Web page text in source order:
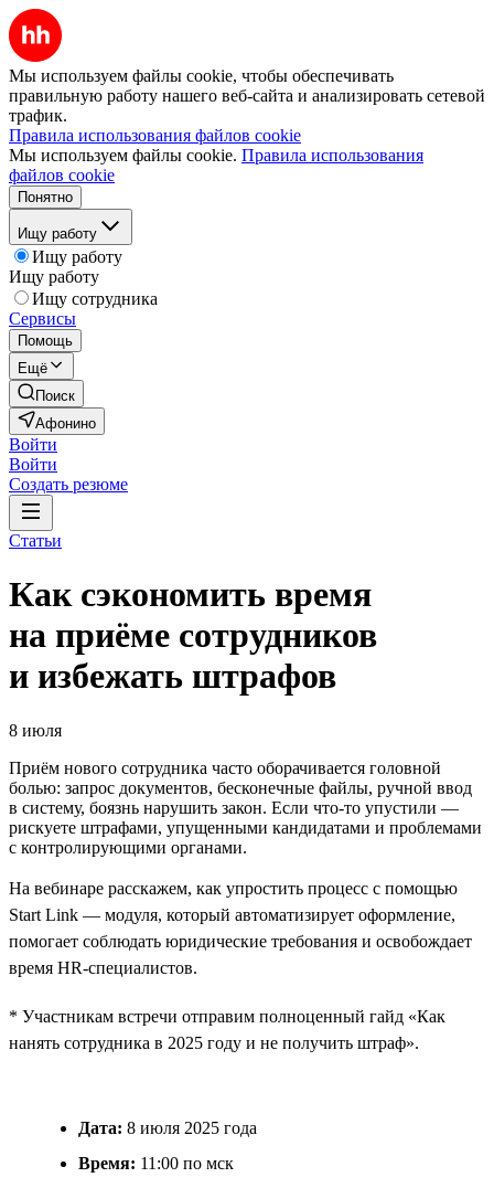
Мы используем файлы cookie, чтобы обеспечивать
правильную работу нашего веб-сайта и анализировать сетевой
трафик.
Правила использования файлов cookie
Мы используем файлы cookie. Правила использования
файлов cookie
Понятно
Ищу работу
Ищу работу
Ищу работу
Ищу сотрудника
Сервисы
Помощь
Ещё
Поиск
Афонино
Войти
Войти
Создать резюме
Статьи
Как сэкономить время
на приёме сотрудников
и избежать штрафов
8 июля
Приём нового сотрудника часто оборачивается головной
болью: запрос документов, бесконечные файлы, ручной ввод
в систему, боязнь нарушить закон. Если что-то упустили —
рискуете штрафами, упущенными кандидатами и проблемами
с контролирующими органами.
На вебинаре расскажем, как упростить процесс с помощью
Start Link — модуля, который автоматизирует оформление,
помогает соблюдать юридические требования и освобождает
время HR-специалистов.
* Участникам встречи отправим полноценный гайд «Как
нанять сотрудника в 2025 году и не получить штраф».
Дата: 8 июля 2025 года
Время: 11:00 по мск